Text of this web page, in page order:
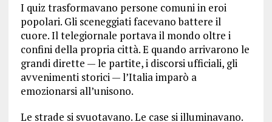
I quiz trasformavano persone comuni in eroi
popolari. Gli sceneggiati facevano battere il
cuore. Il telegiornale portava il mondo oltre i
confini della propria città. E quando arrivarono le
grandi dirette — le partite, i discorsi ufficiali, gli
avvenimenti storici — l’Italia imparò a
emozionarsi all’unisono.
Le strade si svuotavano. Le case si illuminavano.